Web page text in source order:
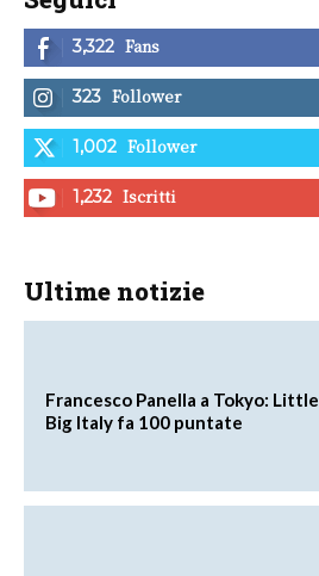
3,322 Fans
323 Follower
1,002 Follower
1,232 Iscritti
Ultime notizie
Francesco Panella a Tokyo: Little
Big Italy fa 100 puntate